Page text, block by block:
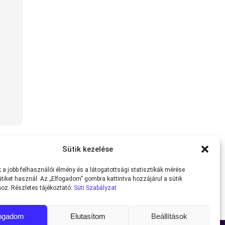
Sütik kezelése
a jobb felhasználói élmény és a látogatottsági statisztikák mérése
használ. Az „Elfogadom” gombra kattintva hozzájárul a sütik
Részletes tájékoztató: Süti Szabályzat
Elutasítom Beállítások